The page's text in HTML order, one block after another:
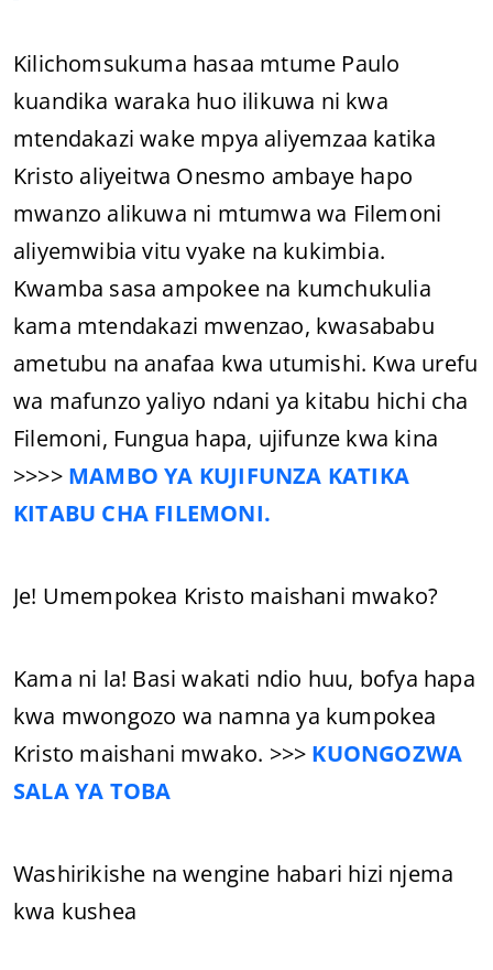
Kilichomsukuma hasaa mtume Paulo
kuandika waraka huo ilikuwa ni kwa
mtendakazi wake mpya aliyemzaa katika
Kristo aliyeitwa Onesmo ambaye hapo
mwanzo alikuwa ni mtumwa wa Filemoni
aliyemwibia vitu vyake na kukimbia.
Kwamba sasa ampokee na kumchukulia
kama mtendakazi mwenzao, kwasababu
ametubu na anafaa kwa utumishi. Kwa urefu
wa mafunzo yaliyo ndani ya kitabu hichi cha
Filemoni, Fungua hapa, ujifunze kwa kina
>>>> MAMBO YA KUJIFUNZA KATIKA
KITABU CHA FILEMONI.
Je! Umempokea Kristo maishani mwako?
Kama ni la! Basi wakati ndio huu, bofya hapa
kwa mwongozo wa namna ya kumpokea
Kristo maishani mwako. >>> KUONGOZWA
SALA YA TOBA
Washirikishe na wengine habari hizi njema
kwa kushea